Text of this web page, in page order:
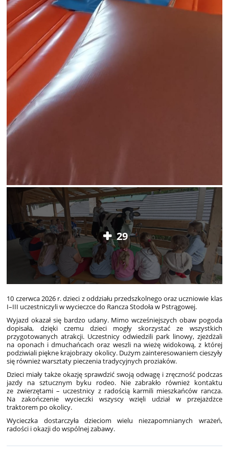
29
10 czerwca 2026 r. dzieci z oddziału przedszkolnego oraz uczniowie klas
I–III uczestniczyli w wycieczce do Rancza Stodoła w Pstrągowej.
Wyjazd okazał się bardzo udany. Mimo wcześniejszych obaw pogoda
dopisała, dzięki czemu dzieci mogły skorzystać ze wszystkich
przygotowanych atrakcji. Uczestnicy odwiedzili park linowy, zjeżdżali
na oponach i dmuchańcach oraz weszli na wieżę widokową, z której
podziwiali piękne krajobrazy okolicy. Dużym zainteresowaniem cieszyły
się również warsztaty pieczenia tradycyjnych proziaków.
Dzieci miały także okazję sprawdzić swoją odwagę i zręczność podczas
jazdy na sztucznym byku rodeo. Nie zabrakło również kontaktu
ze zwierzętami – uczestnicy z radością karmili mieszkańców rancza.
Na zakończenie wycieczki wszyscy wzięli udział w przejażdżce
traktorem po okolicy.
Wycieczka dostarczyła dzieciom wielu niezapomnianych wrażeń,
radości i okazji do wspólnej zabawy.